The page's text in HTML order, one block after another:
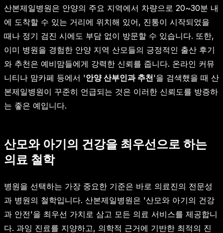
산본제일병원은 안양의 주요 지역에서 차량으로 20~30분 내
에 도착할 수 있는 거리에 위치해 있어, 진통이 시작되었을
때나 정기 검진 시에도 부담 없이 방문할 수 있습니다. 또한,
이미 병원을 경험한 안양 지역 산모들의 긍정적인 출산 후기
와 추천은 예비맘들에게 강력한 신뢰를 줍니다. 온라인 커뮤
니티나 맘카페 등에서 '안양 산부인과 추천'을 검색했을 때 산
본제일병원이 꾸준히 언급되는 것은 이러한 신뢰도를 방증하
는 좋은 예입니다.
산모와 아기의 건강을 최우선으로 하는
의료 철학
병원을 선택하는 가장 중요한 기준은 바로 의료진의 전문성
과 병원의 철학입니다. 산본제일병원은 '산모와 아기의 건강
과 안전'을 최우선 가치로 삼고 모든 의료 서비스를 제공합니
다. 과잉 진료를 지양하고, 의학적 근거에 기반한 최적의 진